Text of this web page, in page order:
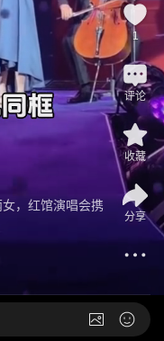
，红馆演唱会携
1
评论
收藏
分享